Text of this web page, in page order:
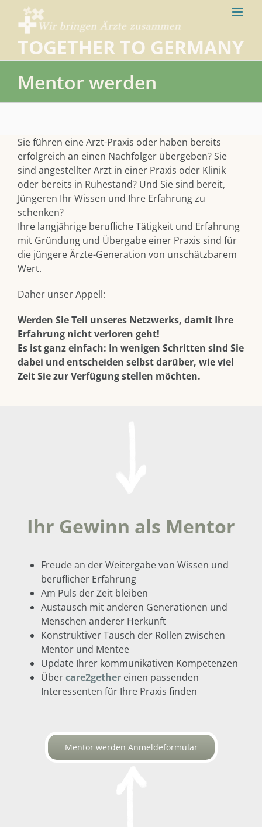
content
TOGETHER TO GERMANY
Mentor werden
Sie führen eine Arzt-Praxis oder haben bereits
erfolgreich an einen Nachfolger übergeben? Sie
sind angestellter Arzt in einer Praxis oder Klinik
oder bereits in Ruhestand? Und Sie sind bereit,
Jüngeren Ihr Wissen und Ihre Erfahrung zu
schenken?
Ihre langjährige berufliche Tätigkeit und Erfahrung
mit Gründung und Übergabe einer Praxis sind für
die jüngere Ärzte-Generation von unschätzbarem
Wert.
Daher unser Appell:
Werden Sie Teil unseres Netzwerks, damit Ihre
Erfahrung nicht verloren geht!
Es ist ganz einfach: In wenigen Schritten sind Sie
dabei und entscheiden selbst darüber, wie viel
Zeit Sie zur Verfügung stellen möchten.
Ihr Gewinn als Mentor
Freude an der Weitergabe von Wissen und
beruflicher Erfahrung
Am Puls der Zeit bleiben
Austausch mit anderen Generationen und
Menschen anderer Herkunft
Konstruktiver Tausch der Rollen zwischen
Mentor und Mentee
Update Ihrer kommunikativen Kompetenzen
Übercare2gethereinen passenden
Interessenten für Ihre Praxis finden
Mentor werden Anmeldeformular